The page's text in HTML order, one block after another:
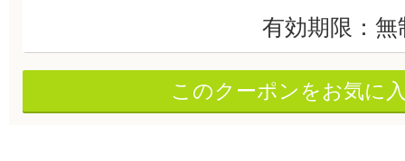
有効期限：無
このクーポンをお気に